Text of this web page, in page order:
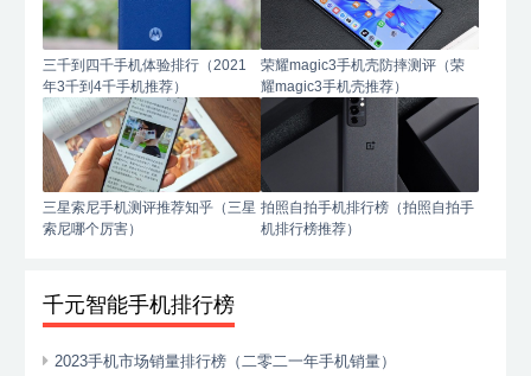
三千到四千手机体验排行（2021
年3千到4千手机推荐）
荣耀magic3手机壳防摔测评（荣
耀magic3手机壳推荐）
三星索尼手机测评推荐知乎（三星
索尼哪个厉害）
拍照自拍手机排行榜（拍照自拍手
机排行榜推荐）
千元智能手机排行榜
2023手机市场销量排行榜（二零二一年手机销量）